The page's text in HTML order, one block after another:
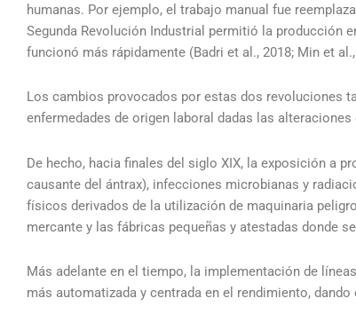
humanas. Por ejemplo, el trabajo manual fue
Segunda Revolución Industrial permitió la producción
funcionó más rápidamente (Badri et al., 2018; Min et
Los cambios provocados por estas dos revoluciones
enfermedades de origen laboral dadas las alteraciones
De hecho, hacia finales del siglo XIX, la exposición a
causante del ántrax), infecciones microbianas y
físicos derivados de la utilización de maquinaria
mercante y las fábricas pequeñas y atestadas donde
Más adelante en el tiempo, la implementación de
más automatizada y centrada en el rendimiento,